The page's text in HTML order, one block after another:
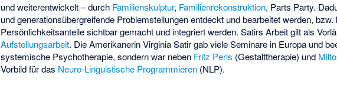
und weiterentwickelt – durch Familienskulptur, Familienrekonstruktion, Parts Party.
und generationsübergreifende Problemstellungen entdeckt und bearbeitet werden,
Persönlichkeitsanteile sichtbar gemacht und integriert werden. Satirs Arbeit gilt als
Aufstellungsarbeit. Die Amerikanerin Virginia Satir gab viele Seminare in Europa und
systemische Psychotherapie, sondern war neben Fritz Perls (Gestalttherapie) und
Vorbild für das Neuro-Linguistische Programmieren (NLP).